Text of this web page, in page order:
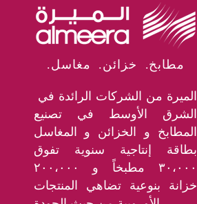
.مطابخ. خزائن. مغاسل
الشرق الأوسط في تصنيع
المطابخ و الخزائن و المغاسل
بطاقة إنتاجية سنوية تفوق
٣٠،٠٠٠ مطبخاً و ٢٠٠،٠٠٠
خزانة بنوعية تضاهي المنتجات